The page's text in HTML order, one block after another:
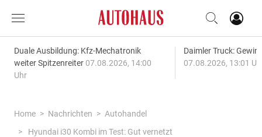
Duale Ausbildung: Kfz-Mechatronik
weiter Spitzenreiter 07.08.2026, 14:00
Uhr
Daimler Truck:
07.08.2026, 13:01
Home Nachrichten
Autohandel
Hyundai i30 Kombi im Test: Gut vernetzt